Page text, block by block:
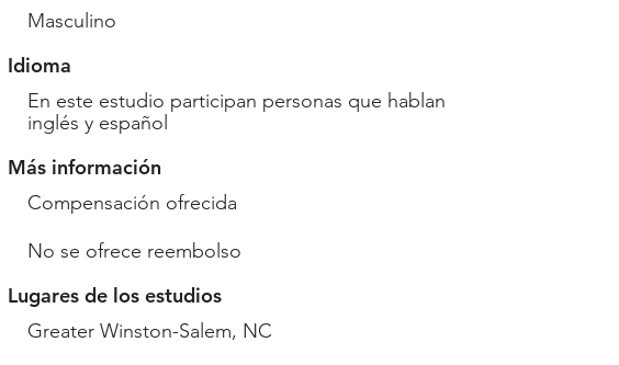
Masculino
Idioma
En este estudio participan personas que hablan
inglés y español
Más información
Compensación ofrecida
No se ofrece reembolso
Lugares de los estudios
Greater Winston-Salem, NC